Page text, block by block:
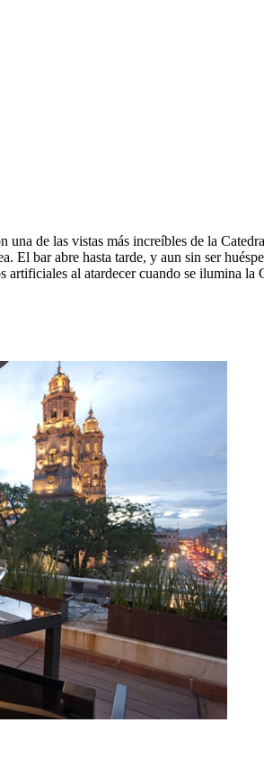
de las vistas más increíbles de la
El bar abre hasta tarde, y aun sin ser
artificiales al atardecer cuando se ilumina la